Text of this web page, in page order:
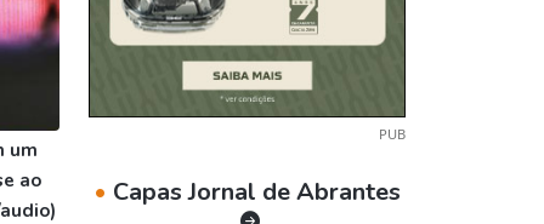
um
ao
PUB
• Capas Jornal de Abrantes